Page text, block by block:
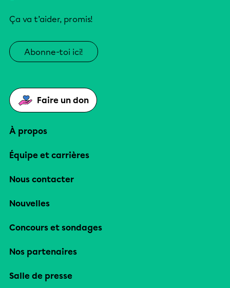
Ça va t’aider, promis!
Abonne-toi ici!
Faire un don
À propos
Équipe et carrières
Nous contacter
Nouvelles
Concours et sondages
Nos partenaires
Salle de presse